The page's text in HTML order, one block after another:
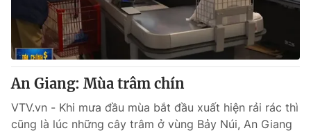
An Giang: Mùa trâm chín
VTV.vn - Khi mưa đầu mùa bắt đầu xuất hiện rải rác thì
cũng là lúc những cây trâm ở vùng Bảy Núi, An Giang